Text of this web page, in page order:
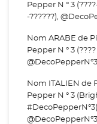
Pepper N ° 3
-??????),
Nom ARABE de
Pepper N ° 3
Nom ITALIEN de
Pepper N ° 3